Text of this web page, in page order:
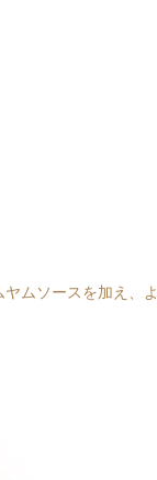
ムソースを加え、よ